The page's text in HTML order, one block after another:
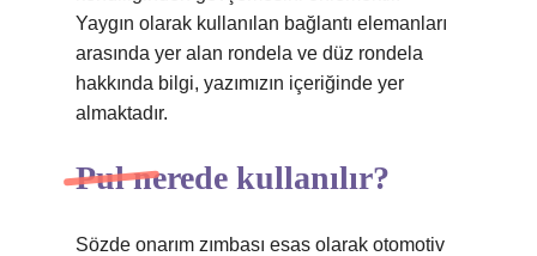
Yaygın olarak kullanılan bağlantı elemanları
arasında yer alan rondela ve düz rondela
hakkında bilgi, yazımızın içeriğinde yer
almaktadır.
Pul nerede kullanılır?
Sözde onarım zımbası esas olarak otomotiv